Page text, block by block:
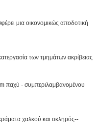
μια οικονομικώς αποδοτική
των τμημάτων ακρίβειας
παχύ - συμπεριλαμβανομένου
χαλκού και σκληρός--